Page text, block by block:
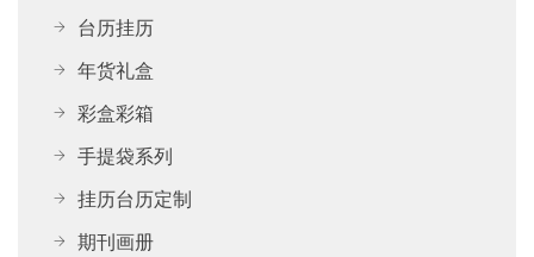
台历挂历
年货礼盒
彩盒彩箱
手提袋系列
挂历台历定制
期刊画册